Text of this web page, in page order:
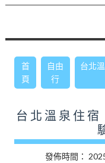
首
頁
自由
行
台北
台北溫泉住
發佈時間：